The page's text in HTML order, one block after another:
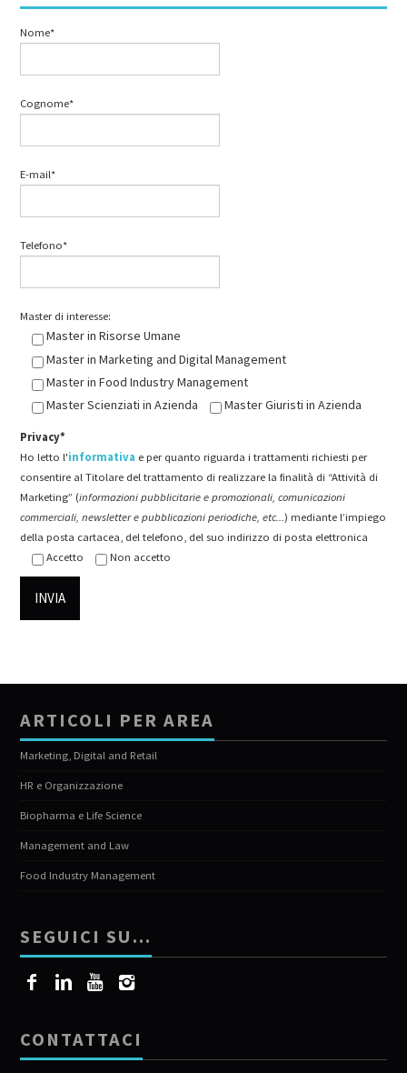
Nome*
Cognome*
E-mail*
Telefono*
Master di interesse:
Master in Risorse Umane
Master in Marketing and Digital Management
Master in Food Industry Management
Master Scienziati in Azienda
Master Giuristi in Azienda
Privacy*
Ho letto l'informativa e per quanto riguarda i trattamenti richiesti per
consentire al Titolare del trattamento di realizzare la finalità di “Attività di
Marketing” (informazioni pubblicitarie e promozionali, comunicazioni
commerciali, newsletter e pubblicazioni periodiche, etc...) mediante l’impiego
della posta cartacea, del telefono, del suo indirizzo di posta elettronica
Accetto
Non accetto
ARTICOLI PER AREA
Marketing, Digital and Retail
HR e Organizzazione
Biopharma e Life Science
Management and Law
Food Industry Management
SEGUICI SU…
CONTATTACI